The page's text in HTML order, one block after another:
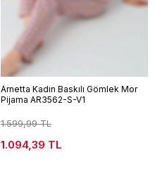
Arnetta Kadın Baskılı Gömlek Mor
Pijama AR3562-S-V1
1.599,99 TL
1.094,39 TL